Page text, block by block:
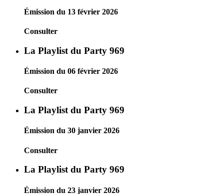
Émission du 13 février 2026
Consulter
La Playlist du Party 969
Émission du 06 février 2026
Consulter
La Playlist du Party 969
Émission du 30 janvier 2026
Consulter
La Playlist du Party 969
Émission du 23 janvier 2026